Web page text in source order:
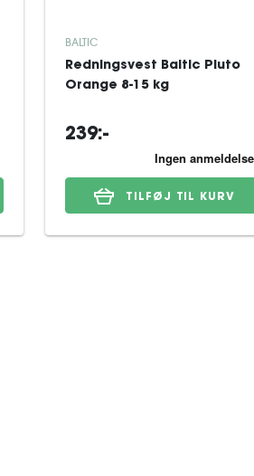
BALTIC
Redningsvest Baltic Pluto
Orange 8-15 kg
239:-
TILFØJ TIL KURV